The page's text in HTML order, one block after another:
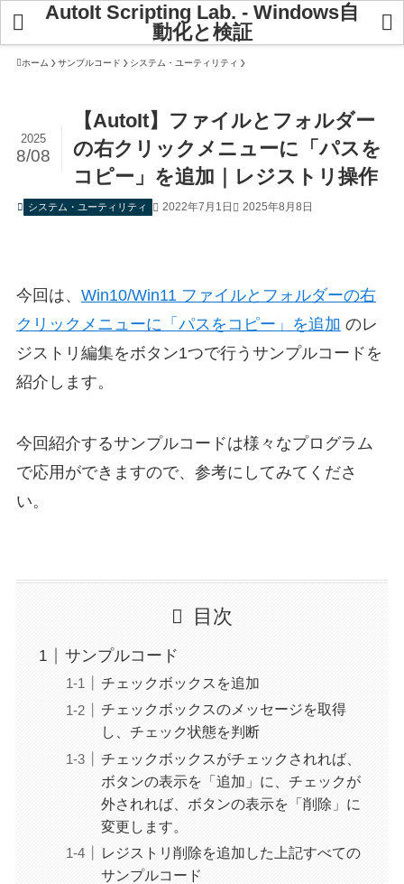
AutoIt Scripting Lab. - Windows自
動化と検証
ホーム サンプルコード システム・ユーティリティ
【AutoIt】ファイルとフォルダー
の右クリックメニューに「パスを
コピー」を追加｜レジストリ操作
2025
8/08
システム・ユーティリティ 2022年7月1日 2025年8月8日
今回は、 Win10/Win11 ファイルとフォルダーの右
クリックメニューに「パスをコピー」を追加 のレ
ジストリ編集をボタン1つで行うサンプルコードを
紹介します。
今回紹介するサンプルコードは様々なプログラム
で応用ができますので、参考にしてみてくださ
い。
目次
サンプルコード
チェックボックスを追加
チェックボックスのメッセージを取得
し、チェック状態を判断
チェックボックスがチェックされれば、
ボタンの表示を「追加」に、チェックが
外されれば、ボタンの表示を「削除」に
変更します。
レジストリ削除を追加した上記すべての
サンプルコード